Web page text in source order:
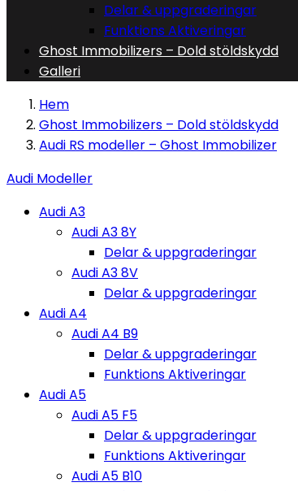
Delar & uppgraderingar
Funktions Aktiveringar
Ghost Immobilizers – Dold stöldskydd
Galleri
Hem
Ghost Immobilizers – Dold stöldskydd
Audi RS modeller – Ghost Immobilizer
Audi Modeller
Audi A3
Audi A3 8Y
Delar & uppgraderingar
Audi A3 8V
Delar & uppgraderingar
Audi A4
Audi A4 B9
Delar & uppgraderingar
Funktions Aktiveringar
Audi A5
Audi A5 F5
Delar & uppgraderingar
Funktions Aktiveringar
Audi A5 B10